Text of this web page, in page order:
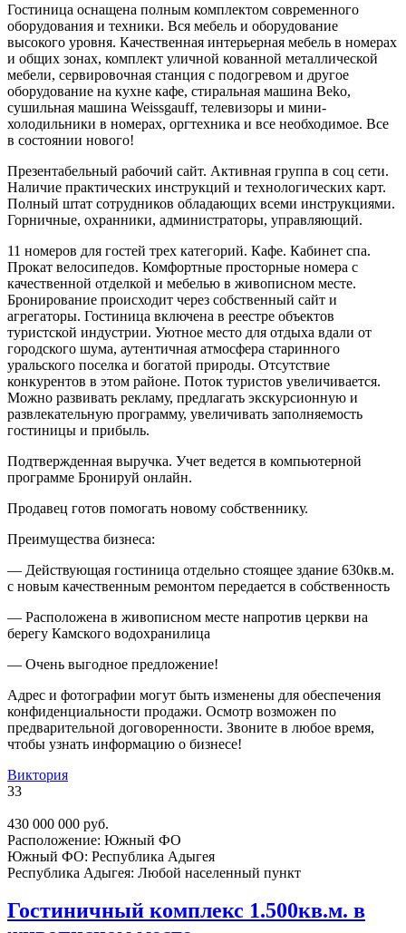
Гостиница оснащена полным комплектом современного
оборудования и техники. Вся мебель и оборудование
высокого уровня. Качественная интерьерная мебель в номерах
и общих зонах, комплект уличной кованной металлической
мебели, сервировочная станция с подогревом и другое
оборудование на кухне кафе, стиральная машина Beko,
сушильная машина Weissgauff, телевизоры и мини-
холодильники в номерах, оргтехника и все необходимое. Все
в состоянии нового!
Презентабельный рабочий сайт. Активная группа в соц сети.
Наличие практических инструкций и технологических карт.
Полный штат сотрудников обладающих всеми инструкциями.
Горничные, охранники, администраторы, управляющий.
11 номеров для гостей трех категорий. Кафе. Кабинет спа.
Прокат велосипедов. Комфортные просторные номера с
качественной отделкой и мебелью в живописном месте.
Бронирование происходит через собственный сайт и
агрегаторы. Гостиница включена в реестре объектов
туристской индустрии. Уютное место для отдыха вдали от
городского шума, аутентичная атмосфера старинного
уральского поселка и богатой природы. Отсутствие
конкурентов в этом районе. Поток туристов увеличивается.
Можно развивать рекламу, предлагать экскурсионную и
развлекательную программу, увеличивать заполняемость
гостиницы и прибыль.
Подтвержденная выручка. Учет ведется в компьютерной
программе Бронируй онлайн.
Продавец готов помогать новому собственнику.
Преимущества бизнеса:
— Действующая гостиница отдельно стоящее здание 630кв.м.
с новым качественным ремонтом передается в собственность
— Расположена в живописном месте напротив церкви на
берегу Камского водохранилица
— Очень выгодное предложение!
Адрес и фотографии могут быть изменены для обеспечения
конфиденциальности продажи. Осмотр возможен по
предварительной договоренности. Звоните в любое время,
чтобы узнать информацию о бизнесе!
Виктория
33
430 000 000 руб.
Расположение: Южный ФО
Южный ФО: Республика Адыгея
Республика Адыгея: Любой населенный пункт
Гостиничный комплекс 1.500кв.м. в